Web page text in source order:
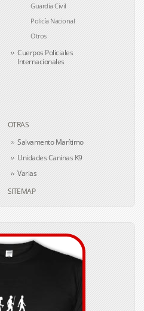
Guardia Civil
Policía Nacional
Otros
Cuerpos Policiales
Internacionales
OTRAS
Salvamento Marítimo
Unidades Caninas K9
Varias
SITEMAP